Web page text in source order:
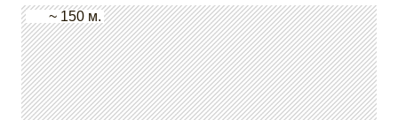
~ 150 м.